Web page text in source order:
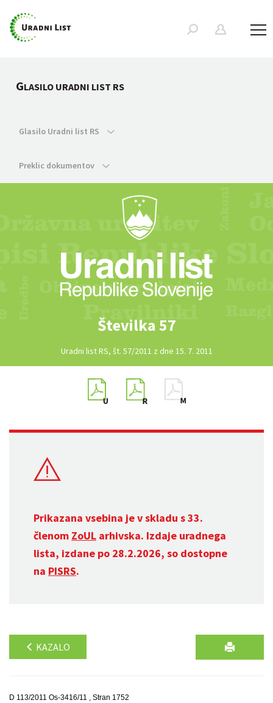
GLASILO URADNI LIST RS
Glasilo Uradni list RS
Preklic dokumentov
Številka 57
Uradni list RS, št. 57/2011 z dne 15. 7. 2011
Prikazana vsebina je v skladu s 33.
členom ZoUL arhivska. Izdaje uradnega
lista, izdane po 28.2.2026, so dostopne
na PISRS.
KAZALO
D 113/2011 Os-3416/11 , Stran 1752